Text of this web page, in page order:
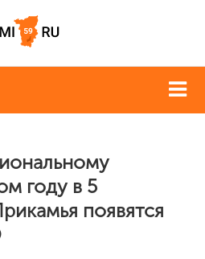
году в 5
появятся